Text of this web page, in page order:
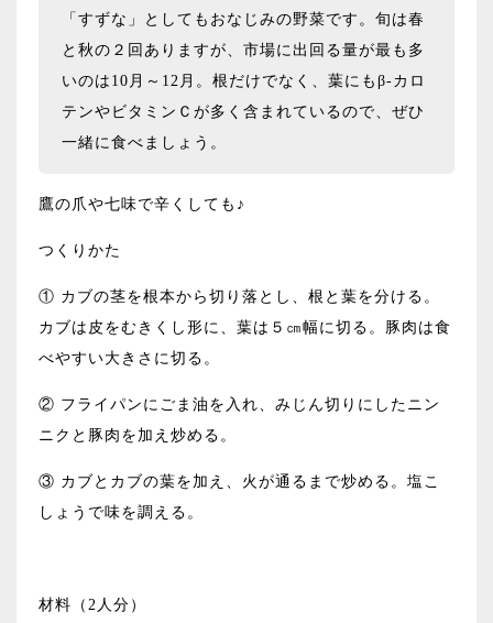
「すずな」としてもおなじみの野菜です。旬は春
と秋の２回ありますが、市場に出回る量が最も多
いのは10月～12月。根だけでなく、葉にもβ-カロ
テンやビタミンＣが多く含まれているので、ぜひ
一緒に食べましょう。
鷹の爪や七味で辛くしても♪
つくりかた
① カブの茎を根本から切り落とし、根と葉を分ける。
カブは皮をむきくし形に、葉は５㎝幅に切る。豚肉は食
べやすい大きさに切る。
② フライパンにごま油を入れ、みじん切りにしたニン
ニクと豚肉を加え炒める。
③ カブとカブの葉を加え、火が通るまで炒める。塩こ
しょうで味を調える。
材料（2人分）